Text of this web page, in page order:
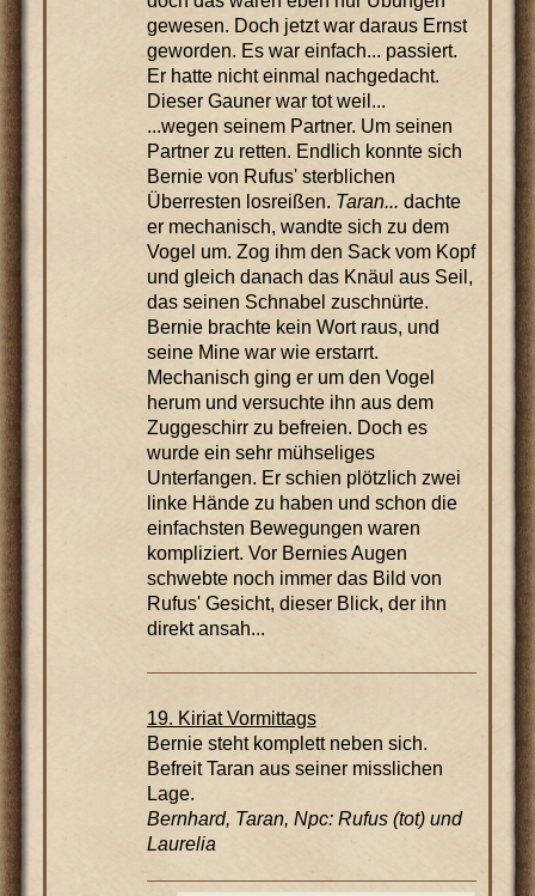
gewesen. Doch jetzt war daraus Ernst
geworden. Es war einfach... passiert.
Er hatte nicht einmal nachgedacht.
Dieser Gauner war tot weil...
...wegen seinem Partner. Um seinen
Partner zu retten. Endlich konnte sich
Bernie von Rufus' sterblichen
Überresten losreißen. Taran... dachte
er mechanisch, wandte sich zu dem
Vogel um. Zog ihm den Sack vom Kopf
und gleich danach das Knäul aus Seil,
das seinen Schnabel zuschnürte.
Bernie brachte kein Wort raus, und
seine Mine war wie erstarrt.
Mechanisch ging er um den Vogel
herum und versuchte ihn aus dem
Zuggeschirr zu befreien. Doch es
wurde ein sehr mühseliges
Unterfangen. Er schien plötzlich zwei
linke Hände zu haben und schon die
einfachsten Bewegungen waren
kompliziert. Vor Bernies Augen
schwebte noch immer das Bild von
Rufus' Gesicht, dieser Blick, der ihn
direkt ansah...
19. Kiriat Vormittags
Bernie steht komplett neben sich.
Befreit Taran aus seiner misslichen
Lage.
Bernhard, Taran, Npc: Rufus (tot) und
Laurelia